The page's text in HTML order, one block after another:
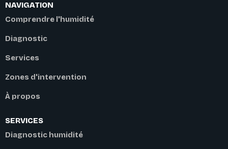
NAVIGATION
Comprendre l'humidité
Diagnostic
Services
Zones d'intervention
À propos
SERVICES
Diagnostic humidité